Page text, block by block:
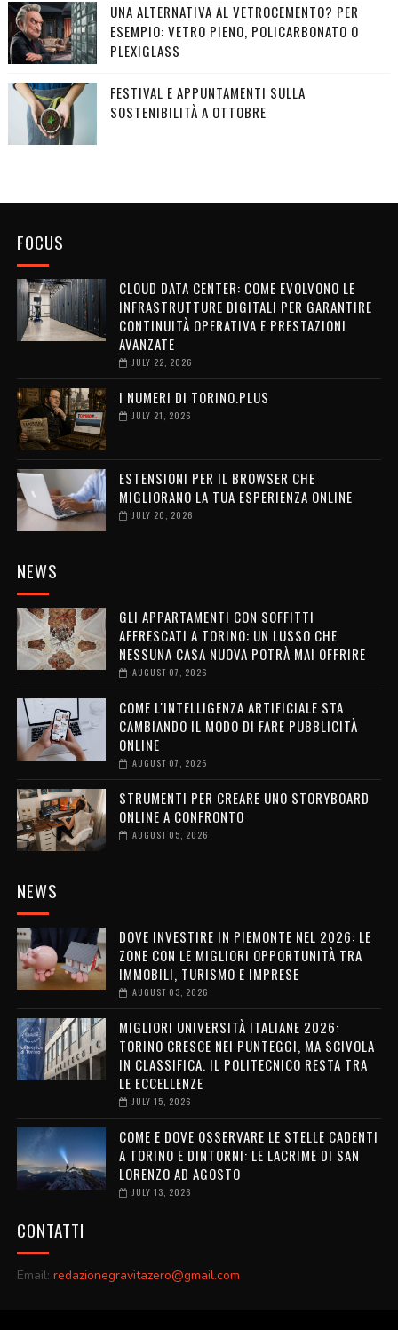
UNA ALTERNATIVA AL VETROCEMENTO? PER
ESEMPIO: VETRO PIENO, POLICARBONATO O
PLEXIGLASS
FESTIVAL E APPUNTAMENTI SULLA
SOSTENIBILITÀ A OTTOBRE
FOCUS
CLOUD DATA CENTER: COME EVOLVONO LE
INFRASTRUTTURE DIGITALI PER GARANTIRE
CONTINUITÀ OPERATIVA E PRESTAZIONI
AVANZATE
JULY 22, 2026
I NUMERI DI TORINO.PLUS
JULY 21, 2026
ESTENSIONI PER IL BROWSER CHE
MIGLIORANO LA TUA ESPERIENZA ONLINE
JULY 20, 2026
NEWS
GLI APPARTAMENTI CON SOFFITTI
AFFRESCATI A TORINO: UN LUSSO CHE
NESSUNA CASA NUOVA POTRÀ MAI OFFRIRE
AUGUST 07, 2026
COME L'INTELLIGENZA ARTIFICIALE STA
CAMBIANDO IL MODO DI FARE PUBBLICITÀ
ONLINE
AUGUST 07, 2026
STRUMENTI PER CREARE UNO STORYBOARD
ONLINE A CONFRONTO
AUGUST 05, 2026
NEWS
DOVE INVESTIRE IN PIEMONTE NEL 2026: LE
ZONE CON LE MIGLIORI OPPORTUNITÀ TRA
IMMOBILI, TURISMO E IMPRESE
AUGUST 03, 2026
MIGLIORI UNIVERSITÀ ITALIANE 2026:
TORINO CRESCE NEI PUNTEGGI, MA SCIVOLA
IN CLASSIFICA. IL POLITECNICO RESTA TRA
LE ECCELLENZE
JULY 15, 2026
COME E DOVE OSSERVARE LE STELLE CADENTI
A TORINO E DINTORNI: LE LACRIME DI SAN
LORENZO AD AGOSTO
JULY 13, 2026
CONTATTI
Email: redazionegravitazero@gmail.com